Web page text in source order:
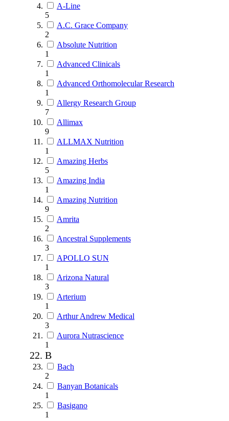
A-Line
5
A.C. Grace Company
2
Absolute Nutrition
1
Advanced Clinicals
1
Advanced Orthomolecular Research
1
Allergy Research Group
7
Allimax
9
ALLMAX Nutrition
1
Amazing Herbs
5
Amazing India
1
Amazing Nutrition
9
Amrita
2
Ancestral Supplements
3
APOLLO SUN
1
Arizona Natural
3
Arterium
1
Arthur Andrew Medical
3
Aurora Nutrascience
1
B
Bach
2
Banyan Botanicals
1
Basigano
1